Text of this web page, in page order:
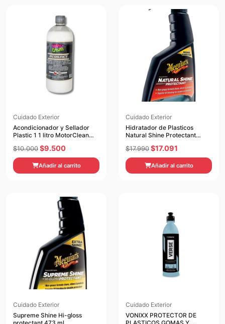
Cuidado Exterior
Acondicionador y Sellador
Plastic 1 1 litro MotorClean
$10.000 El
precio
original
$9.500El
precio
actual
Añadir al carrito
Cuidado Exterior
Hidratador de Plasticos
Natural Shine Protectant
$17.990 El
precio
original
$17.091
precio
actual
Añadir al carrito
Cuidado Exterior
Supreme Shine Hi-gloss
Cuidado Exterior
VONIXX PROTECTOR DE